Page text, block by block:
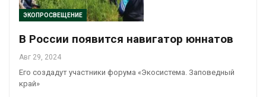
ЭКОПРОСВЕЩЕНИЕ
В России появится навигатор юннатов
Авг 29, 2024
Его создадут участники форума «Экосистема. Заповедный
край»